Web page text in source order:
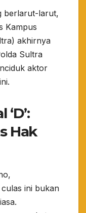
berlarut-larut,
Kampus
akhirnya
Sultra
aktor
Hak
ini bukan